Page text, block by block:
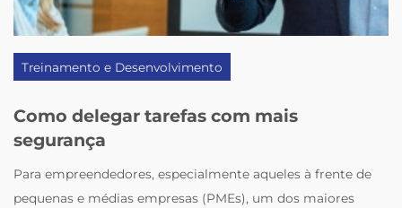
Treinamento e Desenvolvimento
Como delegar tarefas com mais
segurança
Para empreendedores, especialmente aqueles à frente de
pequenas e médias empresas (PMEs), um dos maiores